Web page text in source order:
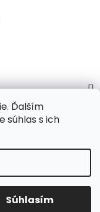
Ďalším
súhlas s ich
Súhlasím
. Všetky práva